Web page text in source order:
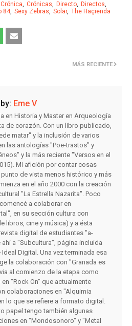
Crónica Crónicas Directo
Directos
84 Sexy Zebras Sölar The Haçienda
MÁS RECIENTE
Eme V
en Historia y Master en Arqueología
de corazón. Con un libro publicado,
matar" y la inclusión de varios
las antologías "Poe-trastos" y
y la más reciente "Versos en el
Mi afición por contar cosas
de vista menos histórico y más
en el año 2000 con la creación
"La Estrella Nazarita". Poco
a colaborar en
en su sección cultura con
libros, cine y música) y a ésta
digital de estudiantes "a-
ahí a "Subcultura", página incluida
Digital. Una vez terminada esa
la colaboración con "Granada es
al comienzo de la etapa como
"Rock On" que actualmente
colaboraciones en "Alquimia
lo que se refiere a formato digital.
papel tengo también algunas
en "Mondosonoro" y "Metal